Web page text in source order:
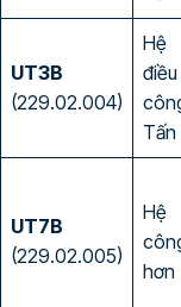
UT3B
(229.02.004)
Tấn
UT7B
(229.02.005)
hơn